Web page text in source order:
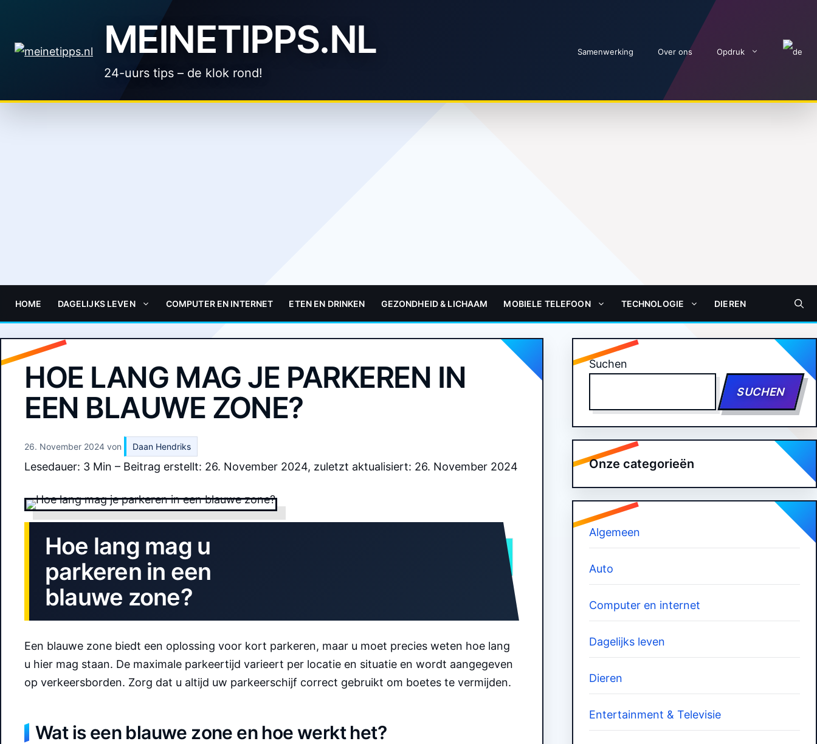
springen
MEINETIPPS.NL
24-uurs tips – de klok rond!
Samenwerking Over ons Opdruk
HOME DAGELIJKS LEVEN COMPUTER EN INTERNET ETEN EN DRINKEN GEZONDHEID & LICHAAM MOBIELE TELEFOON TECHNOLOGIE DIEREN
HOE LANG MAG JE PARKEREN IN
EEN BLAUWE ZONE?
26. November 2024 von Daan Hendriks
Lesedauer: 3 Min – Beitrag erstellt: 26. November 2024, zuletzt aktualisiert: 26. November 2024
Hoe lang mag u
parkeren in een
blauwe zone?
Een blauwe zone biedt een oplossing voor kort parkeren, maar u moet precies weten hoe lang
u hier mag staan. De maximale parkeertijd varieert per locatie en situatie en wordt aangegeven
op verkeersborden. Zorg dat u altijd uw parkeerschijf correct gebruikt om boetes te vermijden.
Wat is een blauwe zone en hoe werkt het?
Suchen
SUCHEN
Onze categorieën
Algemeen
Auto
Computer en internet
Dagelijks leven
Dieren
Entertainment & Televisie